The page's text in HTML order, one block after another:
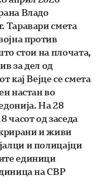
Владо
Таравари смета
против
стои на плочата,
за дел од
кај Вејце се смета
настан во
На 28
часот од заседа
и живи
и полицајци
единици
на СВР